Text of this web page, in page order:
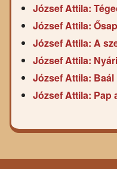
József Attila:
József Attila:
József Attila: A
József Attila:
József Attila: Baál
József Attila: Pap